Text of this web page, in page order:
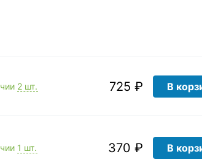
2 шт. 725 ₽ В
1 шт. 370 ₽ В